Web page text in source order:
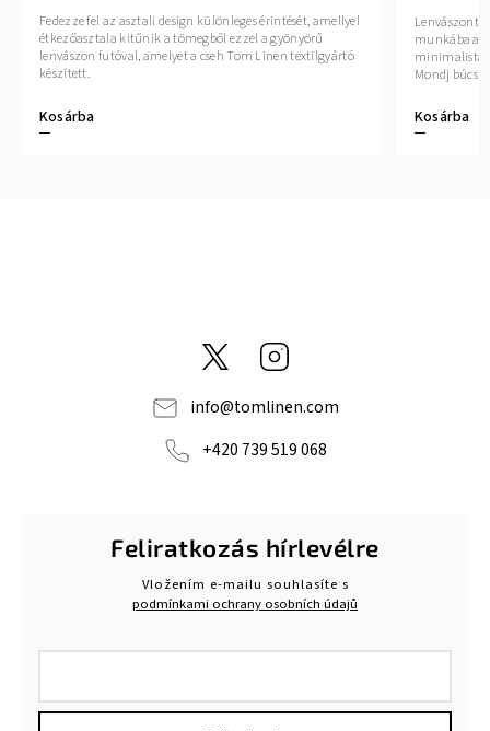
Kosárba
Fedezze fel az asztali design különleges érintését, amellyel
étkezőasztala kitűnik a tömegből ezzel a gyönyörű
lenvászon futóval, amelyet a cseh Tom Linen textilgyártó
készített.
Kosárba
munkába a
minimalista
Mondj
@tom_linen
info@tomlinen.com
+420 739 519 068
Feliratkozás hírlevélre
Vložením e-mailu souhlasíte s
podmínkami ochrany osobních údajů